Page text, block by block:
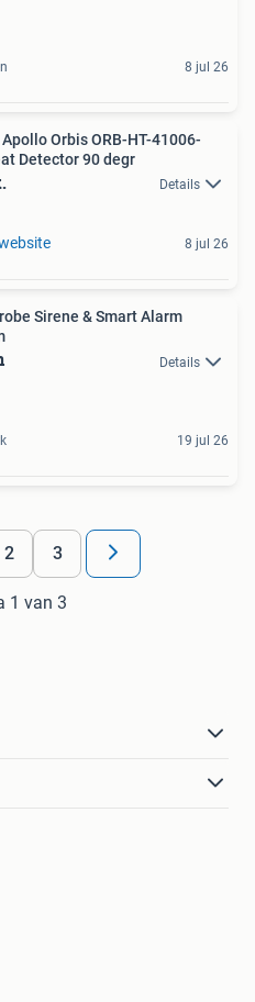
8 jul 26
Orbis ORB-HT-41006-
Detector 90 degr
Details
8 jul 26
Sirene & Smart Alarm
Details
19 jul 26
2 3
1 van 3